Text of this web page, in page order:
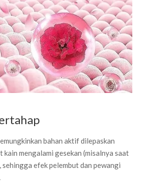
bahan aktif dilepaskan
kain mengalami gesekan (misalnya saat
efek pelembut dan pewangi